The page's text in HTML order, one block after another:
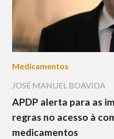
Medicamentos
JOSÉ MANUEL BOAVIDA
APDP alerta para as
regras no acesso à
medicamentos